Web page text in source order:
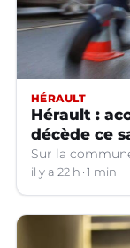
HÉRAULT
Hérault :
décède ce
Sur la
il y a 22 h 1 min